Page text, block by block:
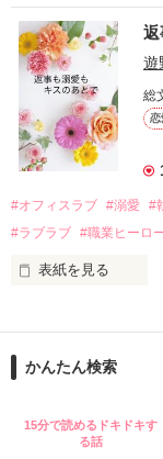
『責任をとる、結
戸惑う美桜とは裏
甘やかしてくる。
そんなある日、哲
遭っていることを
美桜を守るため、
夏木美桜(なつきみ
鳴海哲平 (なるみて
2026.6.5～
＊以前、公開して
おかしな噂を流さ
桜は、海外で傷心
い、酒の勢いもあ
帰国後、美桜は新
なんと彼の正体は
れて起業した新進
――御影恭司その
なぜか恭司から飼
返
遊
総
恋
#オフィスラブ #溺愛 #
#ラブラブ #職業ヒーロ
表紙を見る
ションの企画戦略
めた、同期で恋人
いた。
守と由羅から『便
かんたん検索
15分で読めるドキドキす
る話